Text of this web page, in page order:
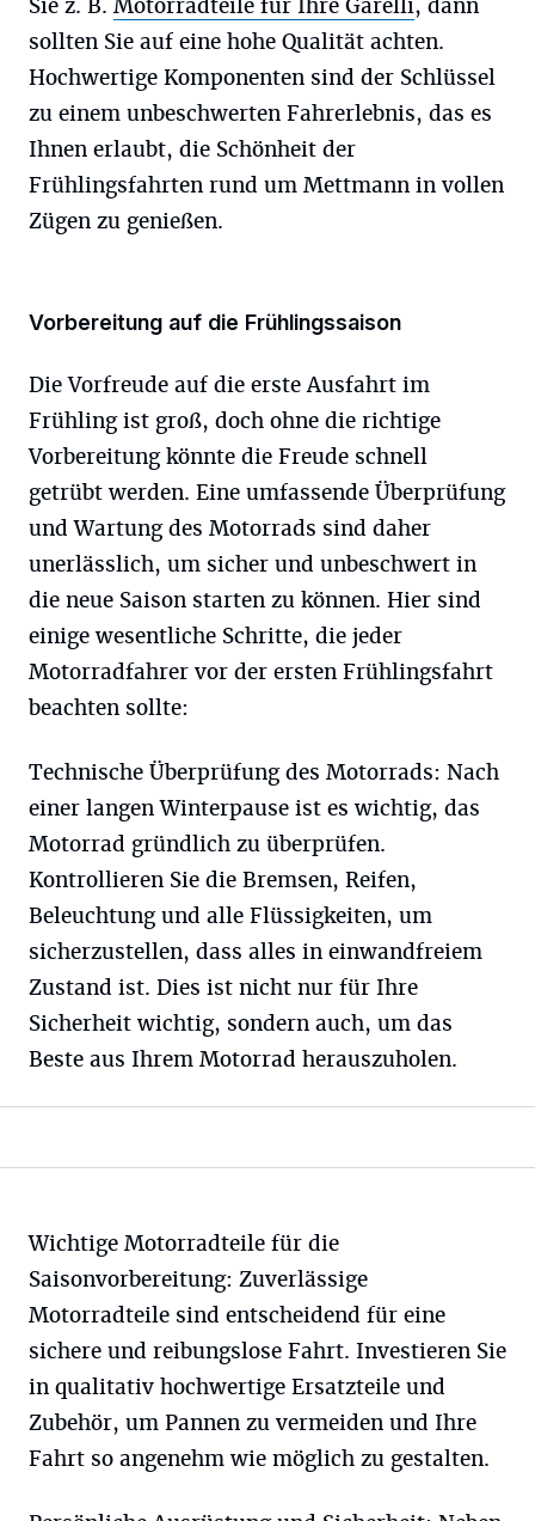
Sie z. B. Motorradteile für Ihre Garelli, dann
sollten Sie auf eine hohe Qualität achten.
Hochwertige Komponenten sind der Schlüssel
zu einem unbeschwerten Fahrerlebnis, das es
Ihnen erlaubt, die Schönheit der
Frühlingsfahrten rund um Mettmann in vollen
Zügen zu genießen.
Vorbereitung auf die Frühlingssaison
Die Vorfreude auf die erste Ausfahrt im
Frühling ist groß, doch ohne die richtige
Vorbereitung könnte die Freude schnell
getrübt werden. Eine umfassende Überprüfung
und Wartung des Motorrads sind daher
unerlässlich, um sicher und unbeschwert in
die neue Saison starten zu können. Hier sind
einige wesentliche Schritte, die jeder
Motorradfahrer vor der ersten Frühlingsfahrt
beachten sollte:
Technische Überprüfung des Motorrads: Nach
einer langen Winterpause ist es wichtig, das
Motorrad gründlich zu überprüfen.
Kontrollieren Sie die Bremsen, Reifen,
Beleuchtung und alle Flüssigkeiten, um
sicherzustellen, dass alles in einwandfreiem
Zustand ist. Dies ist nicht nur für Ihre
Sicherheit wichtig, sondern auch, um das
Beste aus Ihrem Motorrad herauszuholen.
Wichtige Motorradteile für die
Saisonvorbereitung: Zuverlässige
Motorradteile sind entscheidend für eine
sichere und reibungslose Fahrt. Investieren Sie
in qualitativ hochwertige Ersatzteile und
Zubehör, um Pannen zu vermeiden und Ihre
Fahrt so angenehm wie möglich zu gestalten.